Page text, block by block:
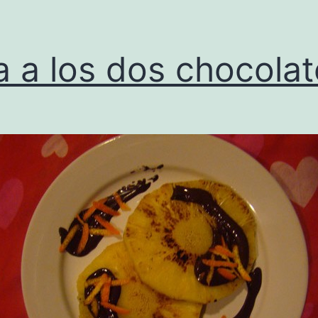
a los dos